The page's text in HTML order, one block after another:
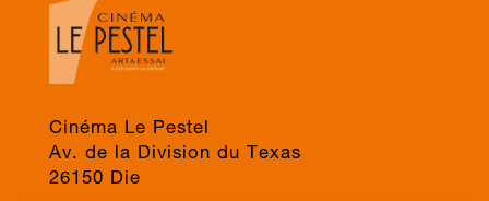
Cinéma Le Pestel
Av. de la Division du Texas
26150 Die